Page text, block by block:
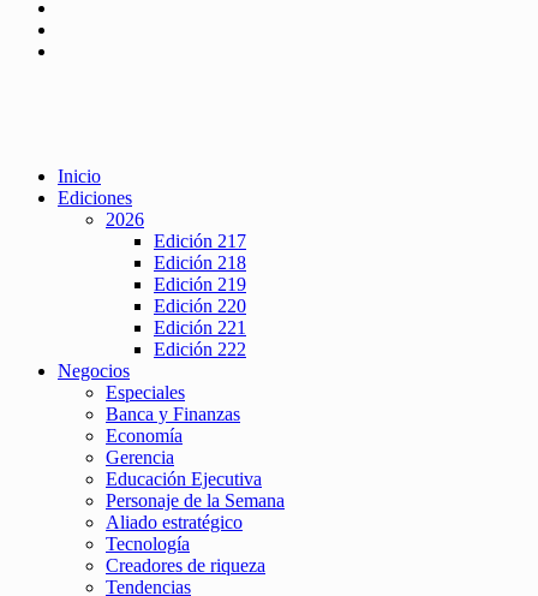
Inicio
Ediciones
2026
Edición 217
Edición 218
Edición 219
Edición 220
Edición 221
Edición 222
Negocios
Especiales
Banca y Finanzas
Economía
Gerencia
Educación Ejecutiva
Personaje de la Semana
Aliado estratégico
Tecnología
Creadores de riqueza
Tendencias